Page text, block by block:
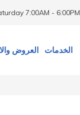
7:00AM - 6:00PM
الخدمات العروض